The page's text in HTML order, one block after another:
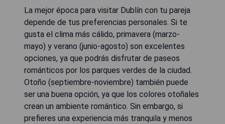
La mejor época para visitar Dublín con tu pareja
depende de tus preferencias personales. Si te
gusta el clima más cálido, primavera (marzo-
mayo) y verano (junio-agosto) son excelentes
opciones, ya que podrás disfrutar de paseos
románticos por los parques verdes de la ciudad.
Otoño (septiembre-noviembre) también puede
ser una buena opción, ya que los colores otoñales
crean un ambiente romántico. Sin embargo, si
prefieres una experiencia más tranquila y menos